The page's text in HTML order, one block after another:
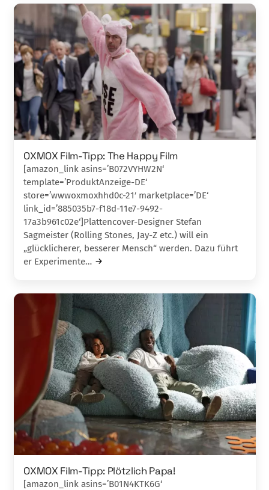
OXMOX Film-Tipp: The Happy Film
[amazon_link asins=’B072VYHW2N‘
template=’ProduktAnzeige-DE‘
store=’wwwoxmoxhhd0c-21′ marketplace=’DE‘
link_id=’885035b7-f18d-11e7-9492-
17a3b961c02e‘]Plattencover-Designer Stefan
Sagmeister (Rolling Stones, Jay-Z etc.) will ein
„glücklicherer, besserer Mensch“ werden. Dazu führt
er Experimente…
OXMOX Film-Tipp: Plötzlich Papa!
[amazon_link asins=’B01N4KTK6G‘